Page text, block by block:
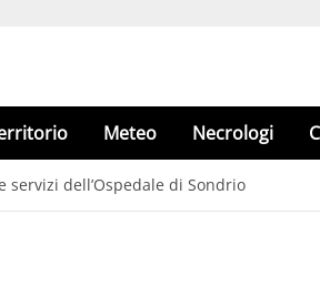
Meteo Necrologi
dell’Ospedale di Sondrio